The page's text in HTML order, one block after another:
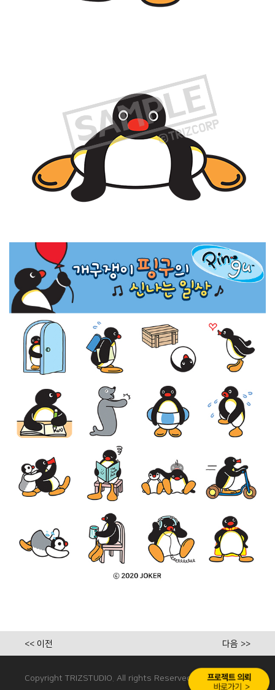
<< 이전 다음 >>
Copyright TRIZSTUDIO. All rights Reserved.